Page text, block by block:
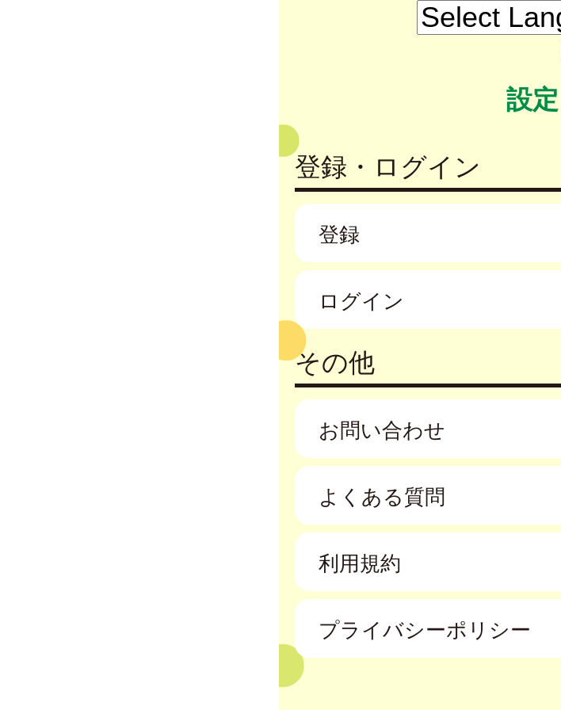
設定
登録・ログイン
登録
ログイン
その他
お問い合わせ
よくある質問
利用規約
プライバシーポリシー